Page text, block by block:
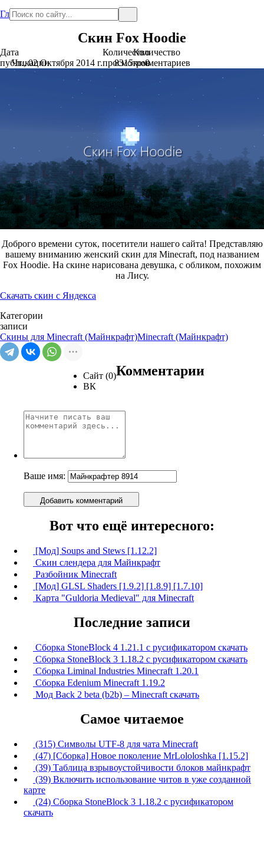
Главная
Скин Fox Hoodie
Дата
публикации
Чт., 02 Октября 2014 г.
Количество
просмотров
8315
Количество
комментариев
0
Доброго времени суток, посетители нашего сайта! Представляю
вашему вниманию женский скин для Minecraft, под названием
Fox Hoodie. На скине нарисована девушка, с обликом, похожим
на Лису.
Скачать скин с Яндекса
Категории
записи
Скины для Minecraft (Майнкрафт)Minecraft (Майнкрафт)
Сайт (0)
ВК
Комментарии
Ваше имя:
Добавить комментарий
Вот что ещё интересного:
[Мод] Soups and Stews [1.12.2]
Скин слендера для Майнкрафт
Разбойник Minecraft
[Мод] GLSL Shaders [1.9.2] [1.8.9] [1.7.10]
Карта "Guldoria Medieval" для Minecraft
Последние записи
Сборка StoneBlock 4 1.21.1 с русификатором скачать
Сборка StoneBlock 3 1.18.2 с русификатором скачать
Сборка Liminal Industries Minecraft 1.20.1
Сборка Edenium Minecraft 1.19.2
Мод Back 2 beta (b2b) – Minecraft скачать
Самое читаемое
(315) Символы UTF-8 для чата Minecraft
(47) [Сборка] Новое поколение MrLololoshka [1.15.2]
(39) Таблица взрывоустойчивости блоков майнкрафт
(39) Включить использование читов в уже созданной
карте
(24) Сборка StoneBlock 3 1.18.2 с русификатором
скачать